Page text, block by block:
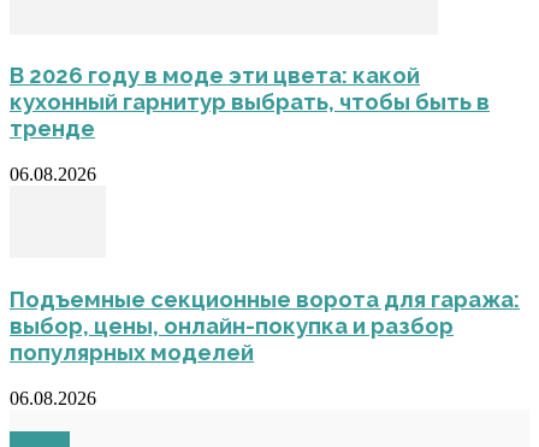
В 2026 году в моде эти цвета: какой
кухонный гарнитур выбрать, чтобы быть в
тренде
06.08.2026
Подъемные секционные ворота для гаража:
выбор, цены, онлайн-покупка и разбор
популярных моделей
06.08.2026